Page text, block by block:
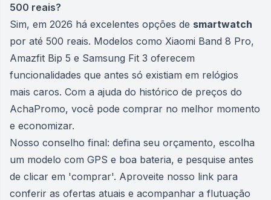
500 reais?
Sim, em 2026 há excelentes opções de smartwatch
por até 500 reais. Modelos como Xiaomi Band 8 Pro,
Amazfit Bip 5 e Samsung Fit 3 oferecem
funcionalidades que antes só existiam em relógios
mais caros. Com a ajuda do histórico de preços do
AchaPromo, você pode comprar no melhor momento
e economizar.
Nosso conselho final: defina seu orçamento, escolha
um modelo com GPS e boa bateria, e pesquise antes
de clicar em 'comprar'. Aproveite nosso link para
conferir as ofertas atuais e acompanhar a flutuação